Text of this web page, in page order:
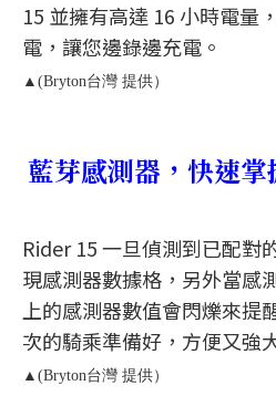
15 並擁有高達 16 小時電量
電，讓您邊錄邊充電。
▲(Bryton台灣 提供）
藍芽感測器，快速
Rider 15 一旦偵測到已配對
現感測器數據格，另外當感
上的感測器數值會閃爍來提
次的騎乘準備好，方便又強
▲(Bryton台灣 提供）